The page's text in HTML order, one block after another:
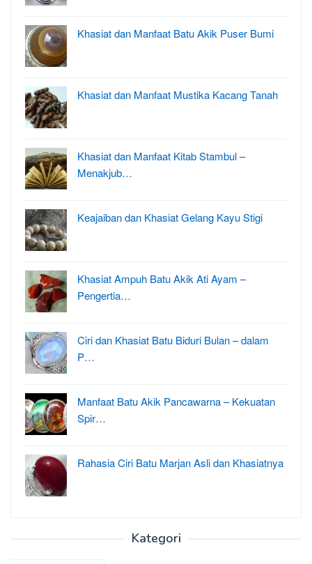
Khasiat dan Manfaat Batu Akik Puser Bumi
Khasiat dan Manfaat Mustika Kacang Tanah
Khasiat dan Manfaat Kitab Stambul –
Menakjub…
Keajaiban dan Khasiat Gelang Kayu Stigi
Khasiat Ampuh Batu Akik Ati Ayam –
Pengertia…
Ciri dan Khasiat Batu Biduri Bulan – dalam
P…
Manfaat Batu Akik Pancawarna – Kekuatan
Spir…
Rahasia Ciri Batu Marjan Asli dan Khasiatnya
Kategori